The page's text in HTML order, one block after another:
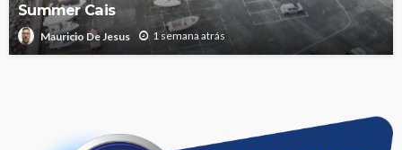
Summer Cais
Mauricio De Jesus 1 semana atrás